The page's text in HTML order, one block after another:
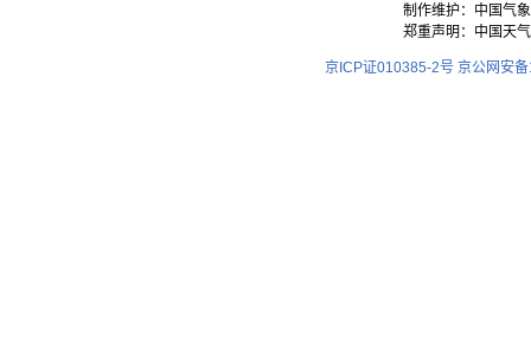
制作维护：中国气
郑重声明：中国天
京ICP证010385-2号 京公网安